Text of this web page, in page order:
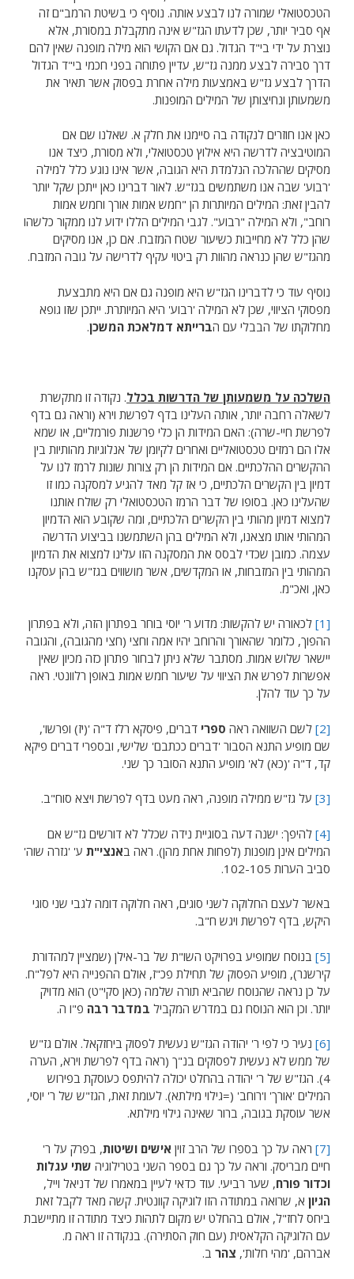
הטכסטואלי שמורה לנו לבצע אותה. נוסיף כי בשיטת הרמב"ם זה
אף סביר יותר, שכן לדעתו הגז"ש אינה מתקבלת במסורת, אלא
נוצרת על ידי בי"ד הגדול. גם אם הקושי הוא מילה מופנה שאין להם
דרך סבירה לבצע ממנה גז"ש, עדיין פתוחה בפני חכמי בי"ד הגדול
הדרך לבצע גז"ש באמצעות מילה אחרת בפסוק אשר תאיר את
משמעותן ונחיצותן של המילים המופנות.
כאן אנו חוזרים לנקודה בה סיימנו את חלק א. שאלנו שם אם
המוטיבציה לדרשה היא אילוץ טכסטואלי, ולא מסורת, כיצד אנו
מסיקים שההלכה הנלמדת היא הגובה, אשר אינו נוגע כלל למילה
'רבוע' שבה אנו משתמשים בגז"ש. לאור דברינו כאן ייתכן שקל יותר
להבין זאת: המילים המיותרות הן "חמש אמות אורך וחמש אמות
רוחב", ולא המילה "רבוע". לגבי המילים הללו ידוע לנו ממקור כלשהו
שהן כלל לא מחייבות כשיעור שטח המזבח. אם כן, אנו מסיקים
מהגז"ש שהן כנראה מהוות רק ביטוי עקיף לדרישה על גובה המזבח.
נוסיף עוד כי לדברינו הגז"ש היא מופנה גם אם היא מתבצעת
מפסוקי הציווי, שכן לא המילה 'רבוע' היא המיותרת. ייתכן שזו גופא
מחלוקתו של הבבלי עם הברייתא דמלאכת המשכן.
השלכה על משמעותן של הדרשות בכלל. נקודה זו מתקשרת
לשאלה רחבה יותר, אותה העלינו בדף לפרשת וירא (וראה גם בדף
לפרשת חיי-שרה): האם המידות הן כלי פרשנות פורמליים, או שמא
אלו הם רמזים טכסטואליים ואחרים לקיומן של אנלוגיות מהותיות בין
ההקשרים ההלכתיים. אם המידות הן רק צורות שונות לרמז לנו על
דמיון בין הקשרים הלכתיים, כי אז קל מאד להגיע למסקנה כמו זו
שהעלינו כאן. בסופו של דבר הרמז הטכסטואלי רק שולח אותנו
למצוא דמיון מהותי בין הקשרים הלכתיים, ומה שקובע הוא הדמיון
המהותי אותו מצאנו, ולא המילים בהן השתמשנו בביצוע הדרשה
עצמה. כמובן שכדי לבסס את המסקנה הזו עלינו למצוא את הדמיון
המהותי בין המזבחות, או המקדשים, אשר מושווים בגז"ש בהן עסקנו
כאן, ואכ"מ.
[1]
לכאורה יש להקשות: מדוע ר' יוסי בוחר בפתרון הזה, ולא בפתרון
ההפוך, כלומר שהאורך והרוחב יהיו אמה וחצי (חצי מהגובה), והגובה
יישאר שלוש אמות. מסתבר שלא ניתן לבחור פתרון כזה מכיון שאין
אפשרות לפרש את הציווי על שיעור חמש אמות באופן רלוונטי. ראה
על כך עוד להלן.
[2] לשם השוואה ראה ספרי דברים, פיסקא רלז ד"ה '(יז) ופרשו',
שם מופיע התנא הסבור 'דברים ככתבם' שלישי, ובספרי דברים פיקא
קד, ד"ה '(כא) לא' מופיע התנא הסובר כך שני.
[3] על גז"ש ממילה מופנה, ראה מעט בדף לפרשת ויצא סוח"ב.
[4]
להיפך: ישנה דעה בסוגיית נידה שכלל לא דורשים גז"ש אם
המילים אינן מופנות (לפחות אחת מהן). ראה באנצי"ת ע' 'גזרה שוה'
סביב הערות 102-105.
באשר לעצם החלוקה לשני סוגים, ראה חלוקה דומה לגבי שני סוגי
היקש, בדף לפרשת ויגש ח"ב.
[5]
בנוסח שמופיע בפרויקט השו"ת של בר-אילן (שמציין למהדורת
קירשנר), מופיע הפסוק של תחילת פכ"ז, אולם ההפנייה היא לפל"ח.
על כן נראה שהנוסח שהביא תורה שלמה (כאן סקי"ט) הוא מדויק
יותר. וכן הוא הנוסח גם במדרש המקביל במדבר רבה פ"ו ה.
[6]
נעיר כי לפי ר' יהודה הגז"ש נעשית לפסוק ביחזקאל. אולם גז"ש
של ממש לא נעשית לפסוקים בנ"ך (ראה בדף לפרשת וירא, הערה
4). הגז"ש של ר' יהודה בהחלט יכולה להיתפס כעוסקת בפירוש
המילים 'אורך' ו'רוחב' (=גילוי מילתא). לעומת זאת, הגז"ש של ר' יוסי,
אשר עוסקת בגובה, ברור שאינה גילוי מילתא.
[7] ראה על כך בספרו של הרב זוין אישים ושיטות, בפרק על ר'
חיים מבריסק. וראה על כך גם בספר השני בטרילוגיה שתי עגלות
וכדור פורח, שער רביעי. עוד כדאי לעיין במאמרו של דניאל וייל,
הגיון א, שרואה במתודה הזו לוגיקה קוונטית. קשה מאד לקבל זאת
ביחס לחז"ל, אולם בהחלט יש מקום לתהות כיצד מתודה זו מתיישבת
עם הלוגיקה הקלאסית (עם חוק הסתירה). בנקודה זו ראה מ.
אברהם, 'מהי חלות', צהר ב.